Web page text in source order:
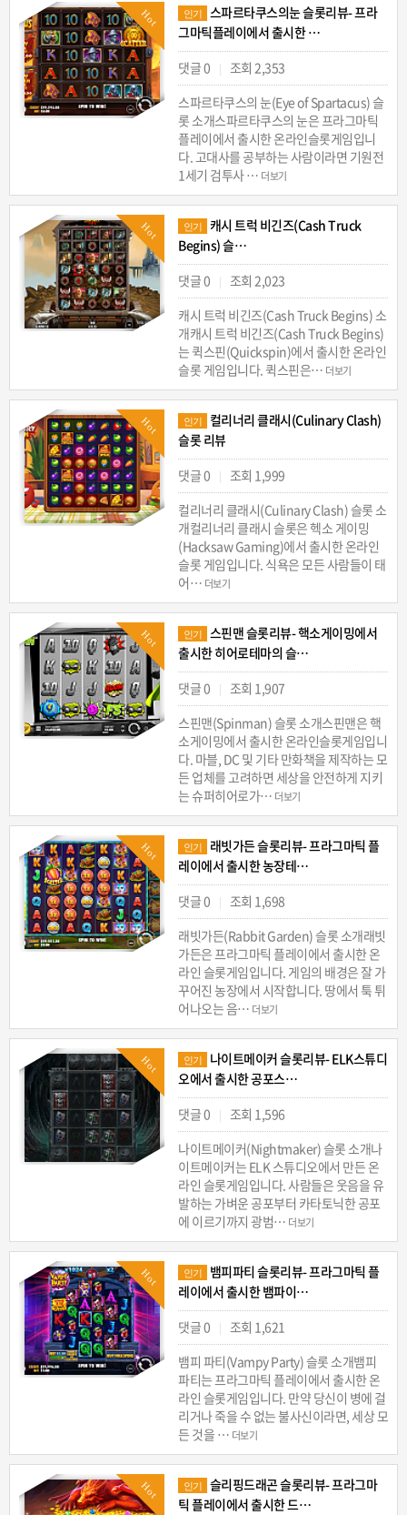
Hot 인기
스파르타쿠스의눈 슬롯리뷰- 프라
그마틱플레이에서 출시한 …
댓글 0
| 조회 2,353
스파르타쿠스의 눈(Eye of Spartacus) 슬
롯 소개스파르타쿠스의 눈은 프라그마틱
플레이에서 출시한 온라인슬롯게임입니
다. 고대사를 공부하는 사람이라면 기원전
1세기 검투사 … 더보기
Hot 인기
캐시 트럭 비긴즈(Cash Truck
Begins) 슬…
댓글 0
| 조회 2,023
캐시 트럭 비긴즈(Cash Truck Begins) 소
개캐시 트럭 비긴즈(Cash Truck Begins)
는 퀵스핀(Quickspin)에서 출시한 온라인
슬롯 게임입니다. 퀵스핀은… 더보기
Hot 인기
컬리너리 클래시(Culinary Clash)
슬롯 리뷰
댓글 0
| 조회 1,999
컬리너리 클래시(Culinary Clash) 슬롯 소
개컬리너리 클래시 슬롯은 헥소 게이밍
(Hacksaw Gaming)에서 출시한 온라인
슬롯 게임입니다. 식욕은 모든 사람들이 태
어… 더보기
Hot 인기
스핀맨 슬롯리뷰- 핵소게이밍에서
출시한 히어로테마의 슬…
댓글 0
| 조회 1,907
스핀맨(Spinman) 슬롯 소개스핀맨은 핵
소게이밍에서 출시한 온라인슬롯게임입니
다. 마블, DC 및 기타 만화책을 제작하는 모
든 업체를 고려하면 세상을 안전하게 지키
는 슈퍼히어로가… 더보기
Hot 인기
래빗가든 슬롯리뷰- 프라그마틱 플
레이에서 출시한 농장테…
댓글 0
| 조회 1,698
래빗가든(Rabbit Garden) 슬롯 소개래빗
가든은 프라그마틱 플레이에서 출시한 온
라인 슬롯게임입니다. 게임의 배경은 잘 가
꾸어진 농장에서 시작합니다. 땅에서 툭 튀
어나오는 음… 더보기
Hot 인기
나이트메이커 슬롯리뷰- ELK스튜디
오에서 출시한 공포스…
댓글 0
| 조회 1,596
나이트메이커(Nightmaker) 슬롯 소개나
이트메이커는 ELK 스튜디오에서 만든 온
라인 슬롯게임입니다. 사람들은 웃음을 유
발하는 가벼운 공포부터 카타토닉한 공포
에 이르기까지 광범… 더보기
Hot 인기
뱀피파티 슬롯리뷰- 프라그마틱 플
레이에서 출시한 뱀파이…
댓글 0
| 조회 1,621
뱀피 파티(Vampy Party) 슬롯 소개뱀피
파티는 프라그마틱 플레이에서 출시한 온
라인 슬롯게임입니다. 만약 당신이 병에 걸
리거나 죽을 수 없는 불사신이라면, 세상 모
든 것을 … 더보기
Hot 인기
슬리핑드래곤 슬롯리뷰- 프라그마
틱 플레이에서 출시한 드…